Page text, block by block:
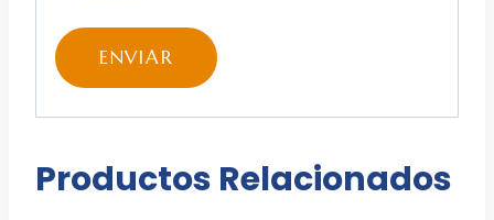
Productos Relacionados